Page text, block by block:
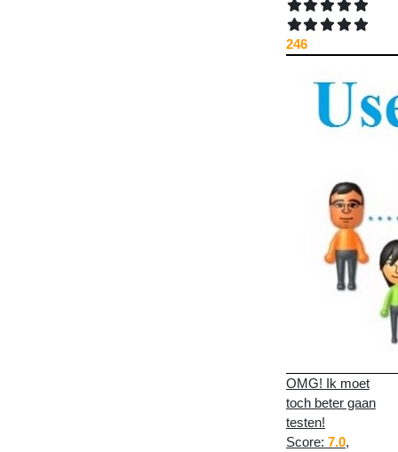
246
OMG! Ik moet
toch beter gaan
testen!
Score: 7.0,